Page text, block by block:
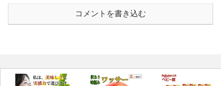
コメントを書き込む